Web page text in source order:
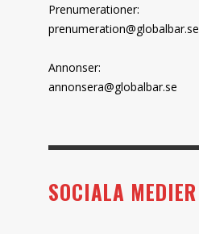
Prenumerationer:
prenumeration@globalbar.se
Annonser:
annonsera@globalbar.se
SOCIALA MEDIER